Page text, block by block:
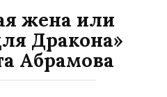
жена или
Дракона»
Абрамова